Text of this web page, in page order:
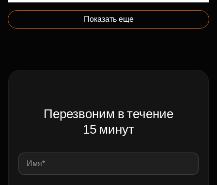
Показать еще
Перезвоним в течение
15 минут